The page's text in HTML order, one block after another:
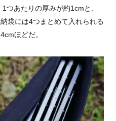
つあたりの厚みが約1cmと、
袋には4つまとめて入れられる
ほどだ。